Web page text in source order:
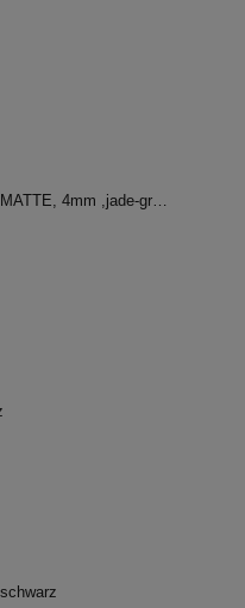
Schildkröt Fitness TPE YOGA MATTE, 4mm ,jade-green